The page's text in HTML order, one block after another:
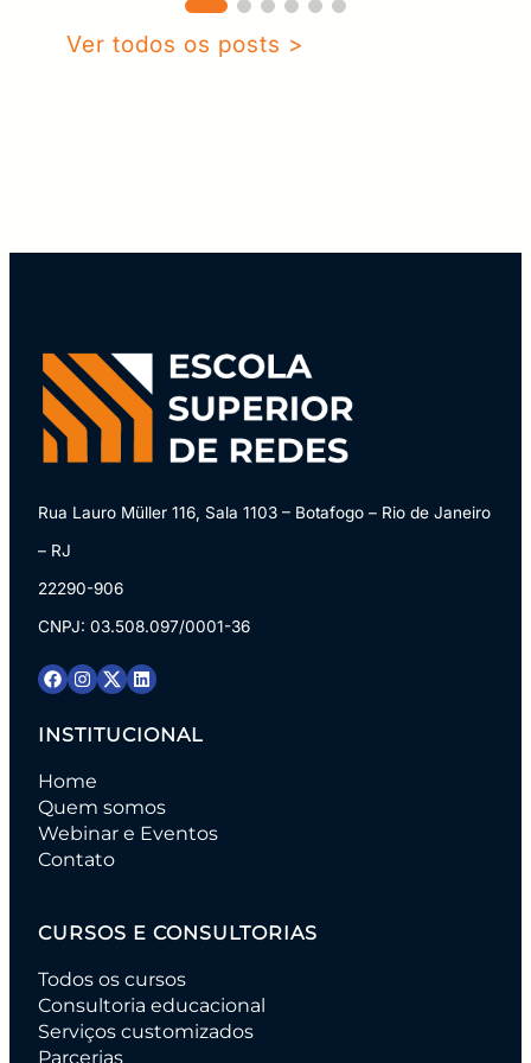
Ver todos os posts >
Rua Lauro Müller 116, Sala 1103 – Botafogo – Rio de Janeiro
– RJ
22290-906
CNPJ: 03.508.097/0001-36
INSTITUCIONAL
Home
Quem somos
Webinar e Eventos
Contato
CURSOS E CONSULTORIAS
Todos os cursos
Consultoria educacional
Serviços customizados
Parcerias